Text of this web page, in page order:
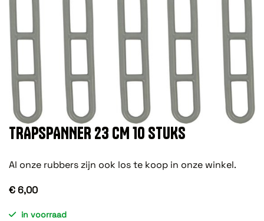
TRAPSPANNER 23 CM 10 STUKS
Al onze rubbers zijn ook los te koop in onze winkel.
€ 6,00
in voorraad